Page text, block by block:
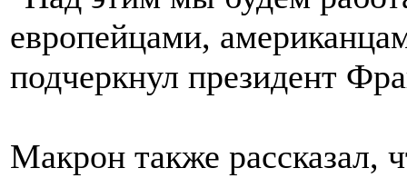
европейцами,
подчеркнул президент
Макрон также рассказал,